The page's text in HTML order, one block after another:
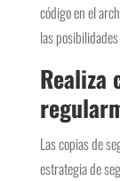
código en el
las
Realiza
Las copias de
estrategia de